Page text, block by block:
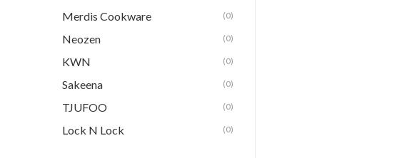
Merdis Cookware (0)
Neozen (0)
KWN (0)
Sakeena (0)
TJUFOO (0)
Lock N Lock (0)